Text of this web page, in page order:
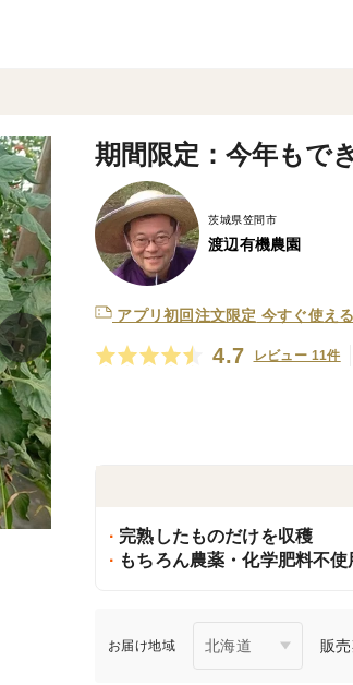
期間限定：今年もで
茨城県笠間市
渡辺有機農園
アプリ初回注文限定 今すぐ使え
4.7 レビュー 11件
完熟したものだけを収穫
もちろん農薬・化学肥料不使
お届け地域 販